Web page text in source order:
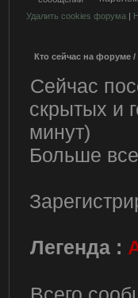
Удалить cookies форума |
Кто сейчас на форуме /
Сейчас
скрытых и
минут)
Больше
Легенда :